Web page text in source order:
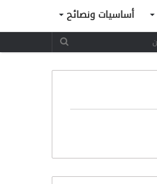
أساسيات ونصائح